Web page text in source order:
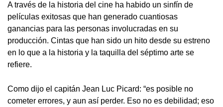
A través de la historia del cine ha habido un sinfín de
películas exitosas que han generado cuantiosas
ganancias para las personas involucradas en su
producción. Cintas que han sido un hito desde su estreno
en lo que a la historia y la taquilla del séptimo arte se
refiere.
Como dijo el capitán Jean Luc Picard: “es posible no
cometer errores, y aun así perder. Eso no es debilidad; eso